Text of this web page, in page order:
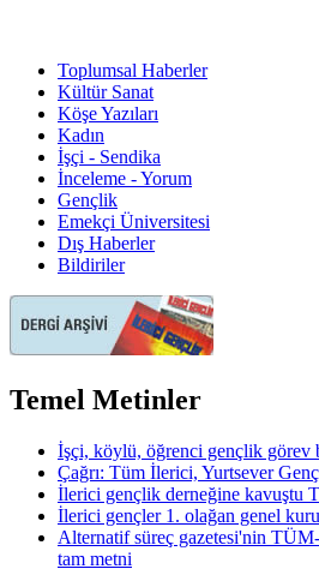
Toplumsal Haberler
Kültür Sanat
Köşe Yazıları
Kadın
İşçi - Sendika
İnceleme - Yorum
Gençlik
Emekçi Üniversitesi
Dış Haberler
Bildiriler
Temel Metinler
İşçi, köylü, öğrenci gençlik görev
Çağrı: Tüm İlerici, Yurtsever
İlerici gençlik derneğine kavuştu
İlerici gençler 1. olağan genel
Alternatif süreç gazetesi'nin
tam metni